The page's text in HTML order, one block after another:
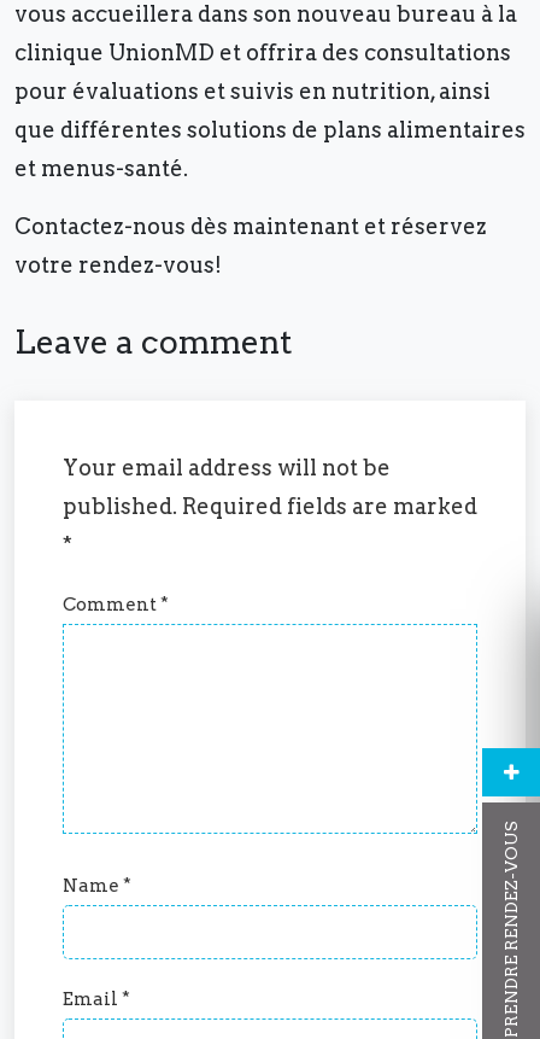
vous accueillera dans son nouveau bureau à la
clinique UnionMD et offrira des consultations
pour évaluations et suivis en nutrition, ainsi
que différentes solutions de plans alimentaires
et menus-santé.
Contactez-nous dès maintenant et réservez
votre rendez-vous!
Leave a comment
Your email address will not be
published. Required fields are marked
*
Comment*
Name *
Email * PRENDRE RENDEZ-VOUS